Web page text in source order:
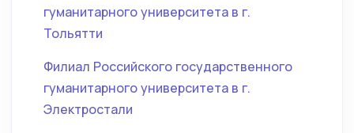
гуманитарного университета в г.
Тольятти
Филиал Российского государственного
гуманитарного университета в г.
Электростали